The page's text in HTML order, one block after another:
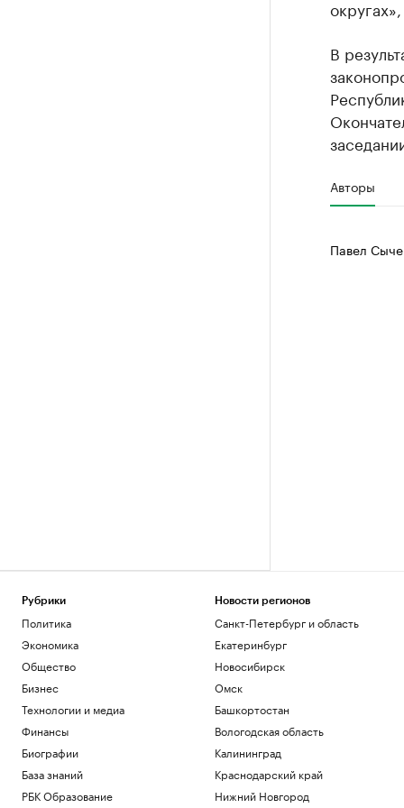
В
Авторы
Павел
Рубрики
Политика
Экономика
Общество
Бизнес
Технологии и медиа
Финансы
Биографии
База знаний
РБК Образование
Новости регионов
Санкт-Петербург и область
Екатеринбург
Новосибирск
Омск
Башкортостан
Вологодская область
Калининград
Краснодарский край
Нижний Новгород